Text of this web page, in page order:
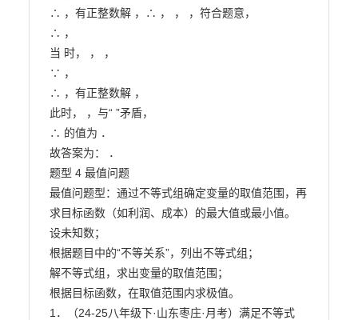
∴ ，有正整数解 ，∴ ， ， ，符合题意，
∴ ，
当 时， ， ，
∵ ，
∴ ，有正整数解 ，
此时， ，与“ ”矛盾，
∴ 的值为 ．
故答案为： ．
题型 4 最值问题
最值问题型：通过不等式组确定变量的取值范围，再
求目标函数（如利润、成本）的最大值或最小值。
设未知数；
根据题目中的“不等关系”，列出不等式组；
解不等式组，求出变量的取值范围；
根据目标函数，在取值范围内求极值。
1．（24-25八年级下·山东枣庄·月考）满足不等式